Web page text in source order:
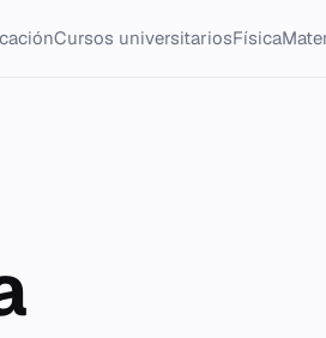
Cursos universitariosFísica